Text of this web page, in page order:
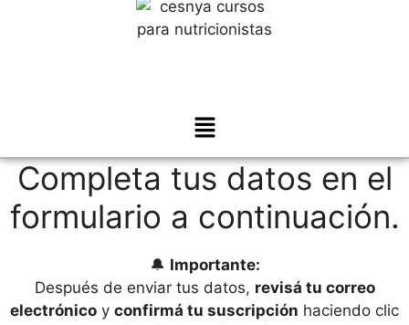
Completa tus datos en el
formulario a continuación.
🔔 Importante:
Después de enviar tus datos, revisá tu correo
electrónico y confirmá tu suscripción haciendo clic